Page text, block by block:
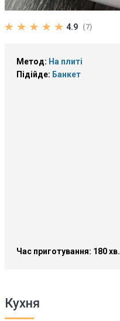
4.9 (7)
Метод: На плиті
Підійде: Банкет
Час приготування: 180 хв.
Кухня